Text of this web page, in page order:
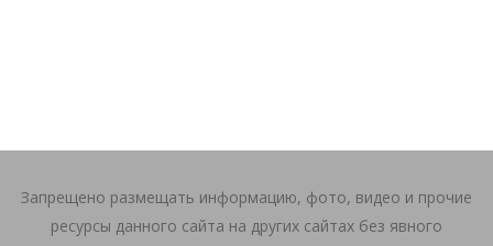
Запрещено размещать информацию, фото, видео и прочие
ресурсы данного сайта на других сайтах без явного